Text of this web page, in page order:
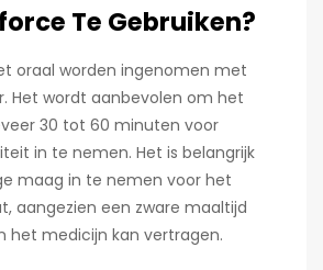
Te Gebruiken?
oraal worden ingenomen met
Het wordt aanbevolen om het
30 tot 60 minuten voor
in te nemen. Het is belangrijk
maag in te nemen voor het
aangezien een zware maaltijd
het medicijn kan vertragen.